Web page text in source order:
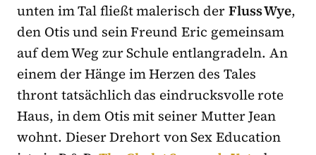
unten im Tal fließt malerisch derFluss Wye,
den Otis und sein Freund Eric gemeinsam
auf dem Weg zur Schule entlangradeln. An
einem der Hänge im Herzen des Tales
thront tatsächlich das eindrucksvolle rote
Haus, in dem Otis mit seiner Mutter Jean
wohnt. Dieser Drehort von Sex Education